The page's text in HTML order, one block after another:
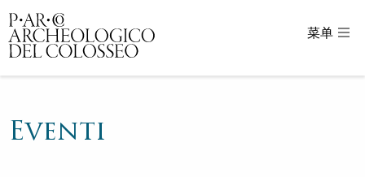
Parco Archeologico del Colosseo - sito
菜单
Eventi